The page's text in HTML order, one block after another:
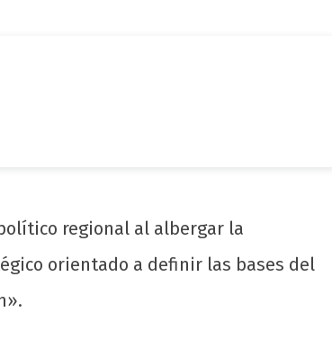
regional al albergar la
orientado a definir las bases del